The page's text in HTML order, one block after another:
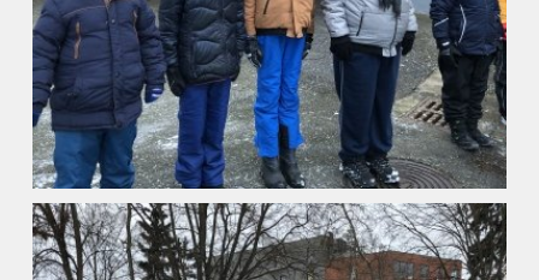
Školní družina
Fotogalerie
Kalendář akcí
Aktuality
Kontakty